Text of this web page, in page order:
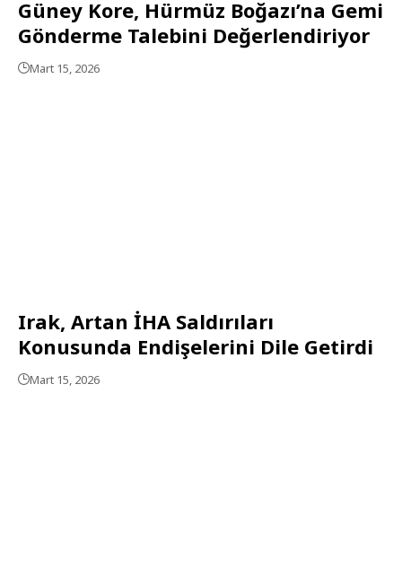
Güney Kore, Hürmüz Boğazı’na Gemi
Gönderme Talebini Değerlendiriyor
Mart 15, 2026
Irak, Artan İHA Saldırıları
Konusunda Endişelerini Dile Getirdi
Mart 15, 2026